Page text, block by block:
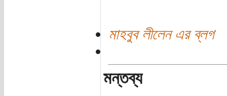
মাহবুব লীলেন এর ব্লগ
মন্তব্য